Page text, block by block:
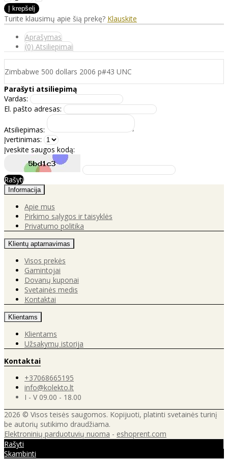
Turite klausimų apie šią prekę? Klauskite
Aprašymas
(0) Atsiliepimai
Zimbabwe 500 dollars 2006 p#43 UNC
Parašyti atsiliepimą
Vardas:
El. pašto adresas:
Atsiliepimas:
Įvertinimas:
Įveskite saugos kodą:
Rašyti
Informacija
Apie mus
Pirkimo sąlygos ir taisyklės
Privatumo politika
Klientų aptarnavimas
Visos prekės
Gamintojai
Dovanų kuponai
Svetainės medis
Kontaktai
Klientams
Klientams
Užsakymų istorija
Kontaktai
+37068665195
info@kolekto.lt
I - V 09.00 - 18.00
2026 © Visos teisės saugomos. Kopijuoti, platinti svetainės turinį
be autorių sutikimo draudžiama.
Elektroninių parduotuvių nuoma - eshoprent.com
Rašyti
Skambinti